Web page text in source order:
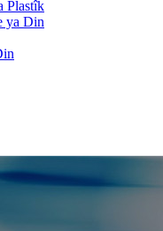
Plastîk
ya Din